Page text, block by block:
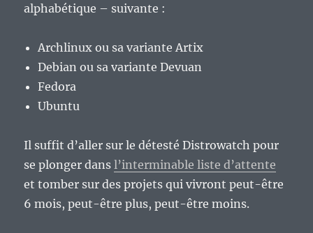
alphabétique – suivante :
Archlinux ou sa variante Artix
Debian ou sa variante Devuan
Fedora
Ubuntu
Il suffit d’aller sur le détesté Distrowatch pour
se plonger dansl’interminable liste d’attente
et tomber sur des projets qui vivront peut-être
6 mois, peut-être plus, peut-être moins.